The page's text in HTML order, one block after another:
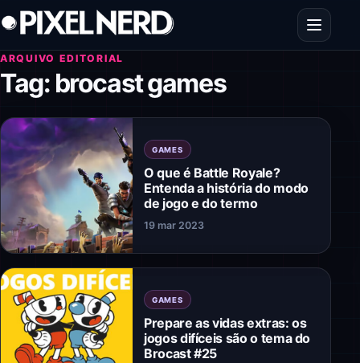
Pular para o conteúdo
Abrir
ARQUIVO EDITORIAL
Tag: brocast games
GAMES
O que é Battle Royale?
Entenda a história do modo
de jogo e do termo
19 mar 2023
GAMES
Prepare as vidas extras: os
jogos difíceis são o tema do
Brocast #25